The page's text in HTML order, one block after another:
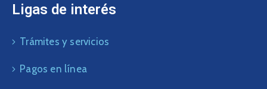
Ligas de interés
Trámites y servicios
Pagos en línea